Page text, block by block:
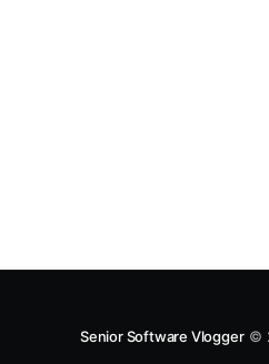
Senior Software Vlogger©